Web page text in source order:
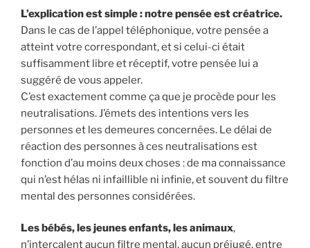
L’explication est simple : notre pensée est créatrice.
Dans le cas de l’appel téléphonique, votre pensée a
atteint votre correspondant, et si celui-ci était
suffisamment libre et réceptif, votre pensée lui a
suggéré de vous appeler.
C’est exactement comme ça que je procède pour les
neutralisations. J’émets des intentions vers les
personnes et les demeures concernées. Le délai de
réaction des personnes à ces neutralisations est
fonction d’au moins deux choses : de ma connaissance
qui n’est hélas ni infaillible ni infinie, et souvent du filtre
mental des personnes considérées.
Les bébés, les jeunes enfants, les animaux,
n’intercalent aucun filtre mental, aucun préjugé, entre